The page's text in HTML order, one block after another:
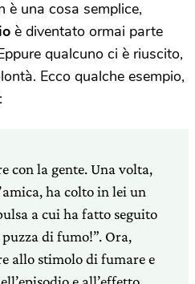
è una cosa semplice,
è diventato ormai parte
qualcuno ci è riuscito,
Ecco qualche esempio,
con la gente. Una volta,
ha colto in lei un
a cui hafatto seguito
di fumo!”. Ora,
allo stimolo di fumare e